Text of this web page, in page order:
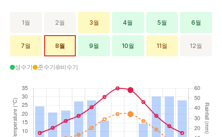
1월 2월 3월 4월 5월 6월
7월 8월 9월 10월 11월 12월
성수기 준수기 비수기